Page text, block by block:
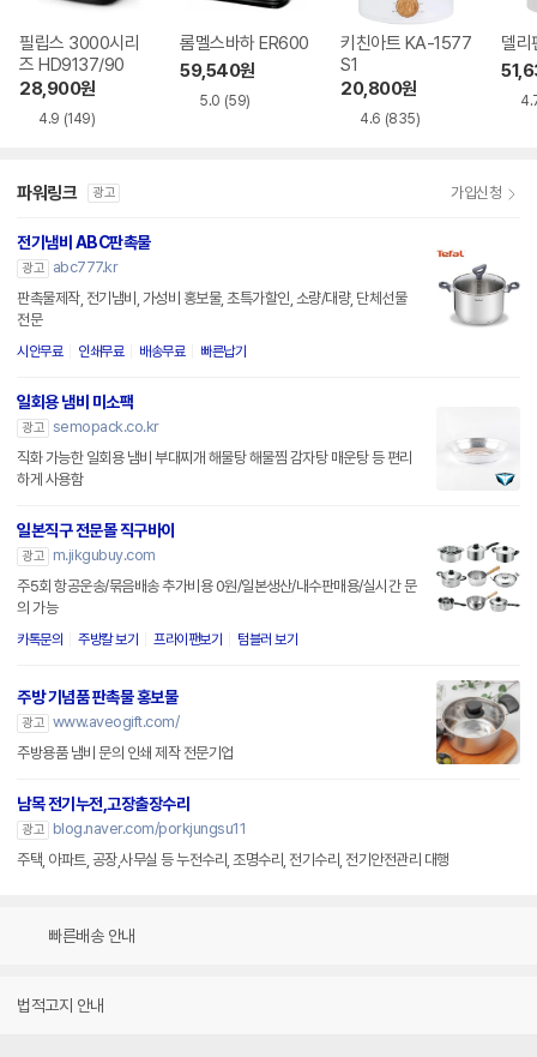
필립스 3000시리
즈 HD9137/90
28,900원
4.9 (149)
롬멜스바하 ER600
59,540원
5.0 (59)
키친아트 KA-1577
S1
20,800원
4.6 (835)
델
파워링크 광고 가입신청
전기냄비 ABC판촉물
광고
abc777.kr
판촉물제작, 전기냄비, 가성비 홍보물, 초특가할인, 소량/대량, 단체선물
전문
시안무료 인쇄무료 배송무료 빠른납기
일회용 냄비 미소팩
광고 semopack.co.kr
직화 가능한 일회용 냄비 부대찌개 해물탕 해물찜 감자탕 매운탕 등 편리
하게 사용함
일본직구 전문몰 직구바이
광고
m.jikgubuy.com
주5회 항공운송/묶음배송 추가비용 0원/일본생산/내수판매용/실시간 문
의 가능
카톡문의 주방칼 보기 프라이팬보기 텀블러 보기
주방 기념품 판촉물 홍보물
광고 www.aveogift.com/
주방용품 냄비 문의 인쇄 제작 전문기업
남목 전기누전,고장출장수리
광고
blog.naver.com/porkjungsu11
주택, 아파트, 공장,사무실 등 누전수리, 조명수리, 전기수리, 전기안전관리 대행
빠른배송 안내
법적고지 안내